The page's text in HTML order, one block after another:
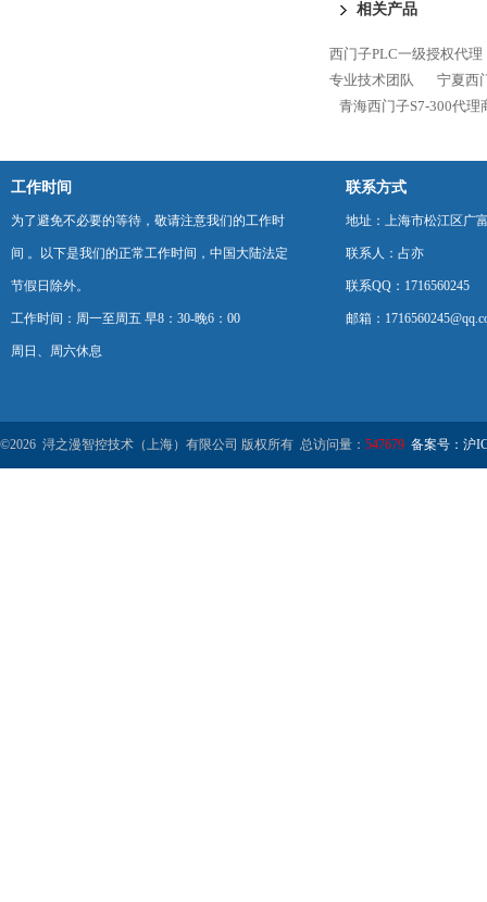
相关产品
西门子PLC一级授权代理
专业技术团队
宁夏西
青海西门子S7-300代理
工作时间
为了避免不必要的等待，敬请注意我们的工作时
间 。以下是我们的正常工作时间，中国大陆法定
节假日除外。
工作时间：周一至周五 早8：30-晚6：00
周日、周六休息
联系方式
地址：上海市松江区广
联系人：占亦
联系QQ：1716560245
邮箱：
©2026 浔之漫智控技术（上海）有限公司 版权所有 总访问量： 547679 备案号：沪